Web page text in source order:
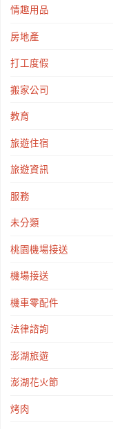
情趣用品
房地產
打工度假
搬家公司
教育
旅遊住宿
旅遊資訊
服務
未分類
桃園機場接送
機場接送
機車零配件
法律諮詢
澎湖旅遊
澎湖花火節
烤肉